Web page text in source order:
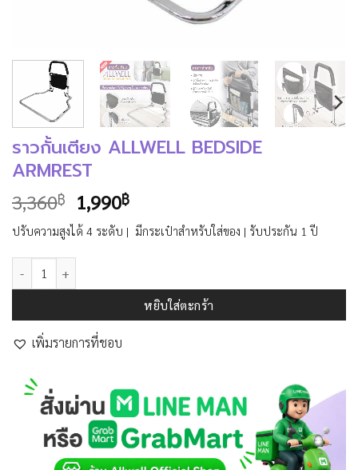
ราวกั้นเตียง ALLWELL BEDSIDE
ARMREST
3,360฿ Original
price
was:
3,360฿.
1,990฿Current
price
is:
ปรับความสูงได้ 4 ระดับ | มีกระเป๋าสำหรับใส่ของ | รับประกัน 1 ปี
หยิบใส่ตะกร้า
เพิ่มรายการที่ชอบ